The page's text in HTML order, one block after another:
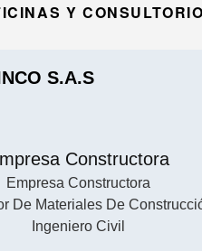
Y
S.A.S
Constructora
Empresa Constructora
De Materiales De
Ingeniero Civil